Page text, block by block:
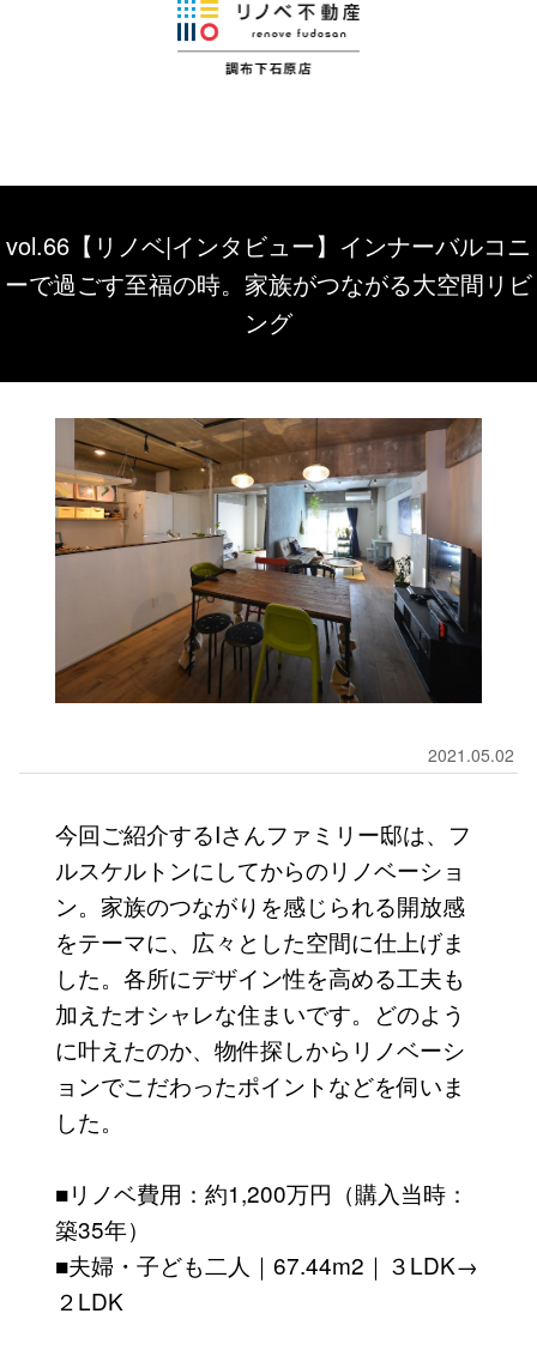
vol.66【リノベ|インタビュー】インナーバルコニ
ーで過ごす至福の時。家族がつながる大空間リビ
ング
2021.05.02
今回ご紹介するIさんファミリー邸は、フ
ルスケルトンにしてからのリノベーショ
ン。家族のつながりを感じられる開放感
をテーマに、広々とした空間に仕上げま
した。各所にデザイン性を高める工夫も
加えたオシャレな住まいです。どのよう
に叶えたのか、物件探しからリノベーシ
ョンでこだわったポイントなどを伺いま
した。
■リノベ費用：約1,200万円（購入当時：
築35年）
■夫婦・子ども二人｜67.44m2｜３LDK→
２LDK